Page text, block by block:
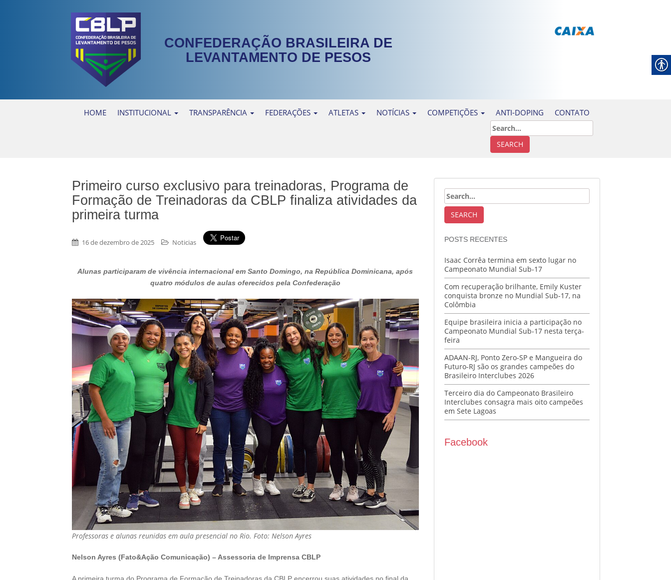
CONFEDERAÇÃO BRASILEIRA DE
LEVANTAMENTO DE PESOS
HOME INSTITUCIONAL TRANSPARÊNCIA FEDERAÇÕES ATLETAS NOTÍCIAS COMPETIÇÕES ANTI-DOPING CONTATO
Primeiro curso exclusivo para treinadoras, Programa de
Formação de Treinadoras da CBLP finaliza atividades da
primeira turma
16 de dezembro de 2025 Noticias
Alunas participaram de vivência internacional em Santo Domingo, na República Dominicana, após
quatro módulos de aulas oferecidos pela Confederação
Professoras e alunas reunidas em aula presencial no Rio. Foto: Nelson Ayres
Nelson Ayres (Fato&Ação Comunicação) – Assessoria de Imprensa CBLP
POSTS RECENTES
Isaac Corrêa termina em sexto lugar no
Campeonato Mundial Sub-17
Com recuperação brilhante, Emily Kuster
conquista bronze no Mundial Sub-17, na
Colômbia
Equipe brasileira inicia a participação no
Campeonato Mundial Sub-17 nesta terça-
feira
ADAAN-RJ, Ponto Zero-SP e Mangueira do
Futuro-RJ são os grandes campeões do
Brasileiro Interclubes 2026
Terceiro dia do Campeonato Brasileiro
Interclubes consagra mais oito campeões
em Sete Lagoas
Facebook